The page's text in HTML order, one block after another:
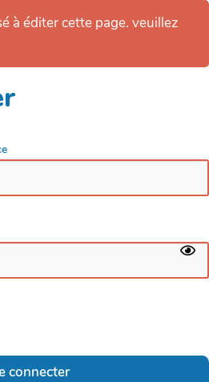
à éditer cette page. veuillez
connecter